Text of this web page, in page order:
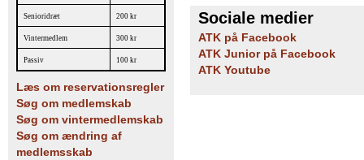
Senioridræt 200 kr
Vintermedlem 300 kr
Passiv 100 kr
Læs om reservationsregler
Søg om medlemskab
Søg om vintermedlemskab
Søg om ændring af
medlemsskab
Sociale medier
ATK på Facebook
ATK Junior på Facebook
ATK Youtube